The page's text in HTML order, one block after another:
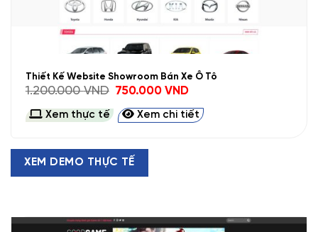
Thiết Kế Website Showroom Bán Xe Ô Tô
1.200.000VND
Giá
là:
1.200.000 VND.
750.000VNDGiá
tại
là:
750.000 VND.
Xem thực tế Xem chi tiết
XEM DEMO THỰC TẾ